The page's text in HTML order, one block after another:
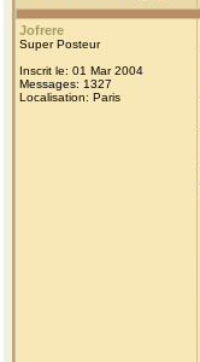
Jofrere
Super Posteur
Inscrit le: 01 Mar 2004
Messages: 1327
Localisation: Paris